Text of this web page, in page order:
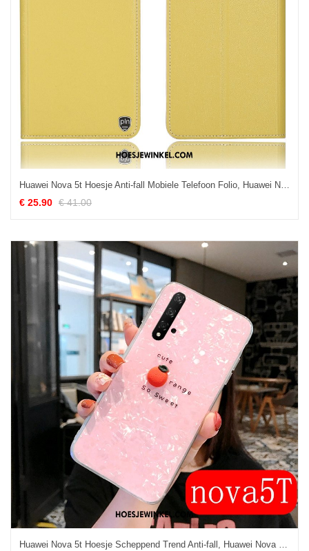
Huawei Nova 5t Hoesje Anti-fall Mobiele Telefoon Folio, Huawei Nova 5t Hoesje Bescherming Leren Etui
€ 25.90 € 41.00
Huawei Nova 5t Hoesje Scheppend Trend Anti-fall, Huawei Nova 5t Hoesje Trendy Merk Mobiele Telefoon